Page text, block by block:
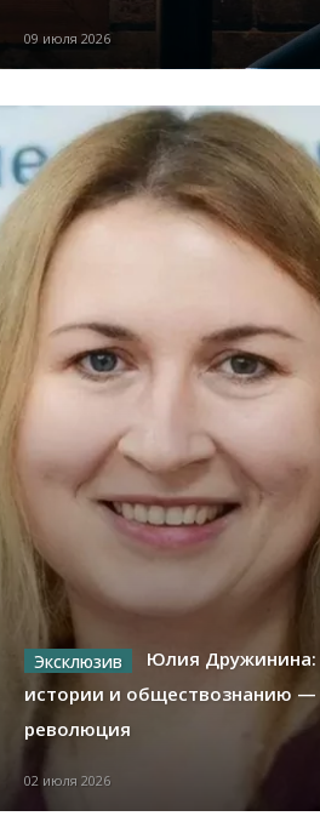
09 июля 2026
Юлия Дружинина:
истории и обществознанию —
революция
02 июля 2026